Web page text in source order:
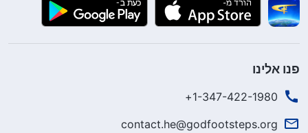
פנו אלינו
1-347-422-1980+
contact.he@godfootsteps.org